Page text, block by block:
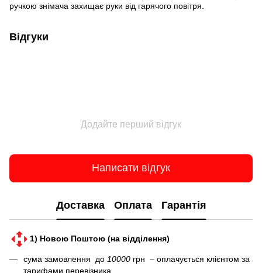
ручкою знімача захищає руки від гарячого повітря.
Відгуки
Додайте перший відгук
Написати відгук
Доставка Оплата Гарантія
1) Новою Поштою (на відділення)
сума замовлення до 10000 грн – оплачується клієнтом за
тарифами перевізника